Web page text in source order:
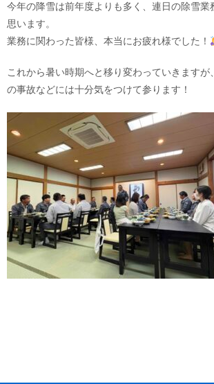
今年の降雪は前年度よりも多く、連日の除雪業
思います。
業務に関わった皆様、本当にお疲れ様でした！
これから暑い時期へと移り変わっていきますが
の事故などには十分気をつけて参ります！